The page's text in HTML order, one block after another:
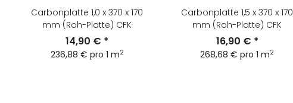
Carbonplatte 1,0 x 370 x 170
mm (Roh-Platte) CFK
14,90 € *
236,88 € pro 1 m2
Carbonplatte 1,5 x 370 x 170
mm (Roh-Platte) CFK
16,90 € *
268,68 € pro 1 m2